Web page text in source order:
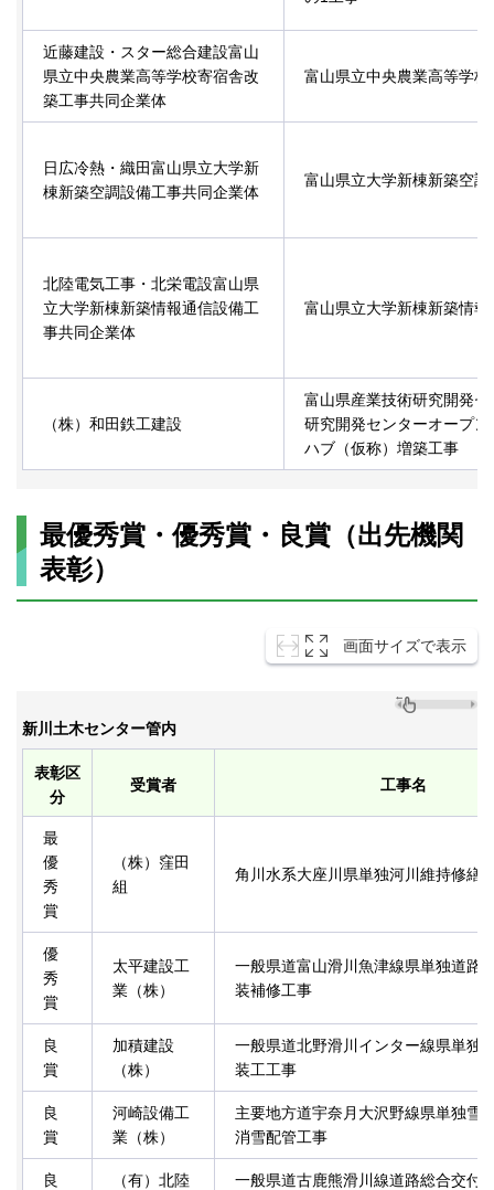
近藤建設・スター総合建設富山
県立中央農業高等学校寄宿舎改
築工事共同企業体
富山県立中央農業高等学
日広冷熱・織田富山県立大学新
棟新築空調設備工事共同企業体
富山県立大学新棟新築空調
北陸電気工事・北栄電設富山県
立大学新棟新築情報通信設備工
事共同企業体
富山県立大学新棟新築情
（株）和田鉄工建設
富山県産業技術研究開発
研究開発センターオープ
ハブ（仮称）増築工事
最優秀賞・優秀賞・良賞（出先機関
表彰）
画面サイズで表示
新川土木センター管内
表彰区
分
受賞者 工事名
最
優
秀
賞
（株）窪田
組
角川水系大座川県単独河川維持修繕
優
秀
賞
太平建設工
業（株）
一般県道富山滑川魚津線県単独道路
装補修工事
良
賞
加積建設
（株）
一般県道北野滑川インター線県単独
装工工事
良
賞
河崎設備工
業（株）
主要地方道宇奈月大沢野線県単独雪
消雪配管工事
良
（有）北陸
一般県道古鹿熊滑川線道路総合交付